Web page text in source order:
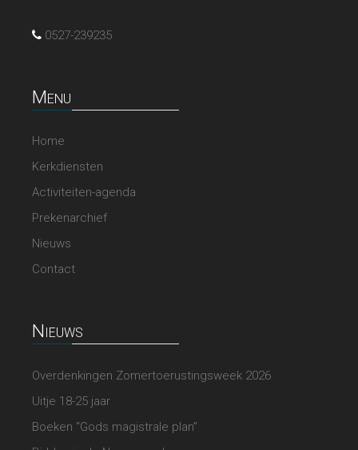
0527-239235
Menu
Home
Kerkdiensten
Activiteiten-agenda
Prekenarchief
Nieuws
Contact
Nieuws
Overdenkingen Zomertoerustingsweek 2026
Uitje 18-25 jaar
Boeken “Gods magistrale plan”